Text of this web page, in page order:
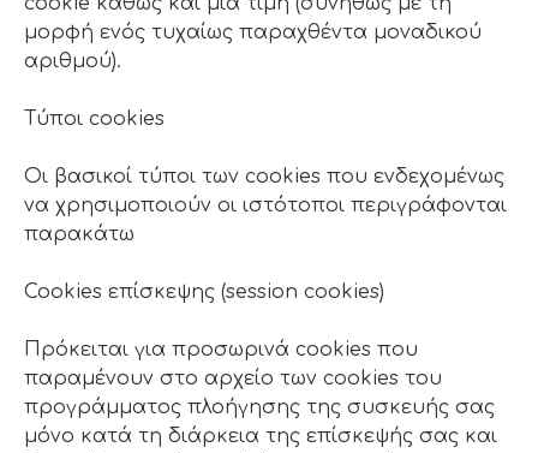
μορφή ενός τυχαίως παραχθέντα μοναδικού
αριθμού).
Τύποι cookies
Οι βασικοί τύποι των cookies που ενδεχομένως
να χρησιμοποιούν οι ιστότοποι περιγράφονται
παρακάτω
Cookies επίσκεψης (session cookies)
Πρόκειται για προσωρινά cookies που
παραμένουν στο αρχείο των cookies του
προγράμματος πλοήγησης της συσκευής σας
μόνο κατά τη διάρκεια της επίσκεψής σας και